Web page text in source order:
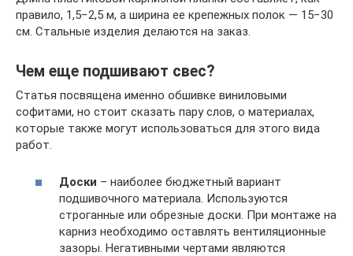
правило, 1,5−2,5 м, а ширина ее крепежных полок — 15−30
см. Стальные изделия делаются на заказ.
Чем еще подшивают свес?
Статья посвящена именно обшивке виниловыми
софитами, но стоит сказать пару слов, о материалах,
которые также могут использоваться для этого вида
работ.
Доски – наиболее бюджетный вариант
подшивочного материала. Используются
строганные или обрезные доски. При монтаже на
карниз необходимо оставлять вентиляционные
зазоры. Негативными чертами являются